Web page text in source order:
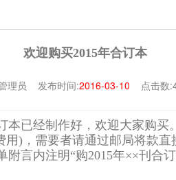
欢迎购买2015年合订本
理员 发布时间:2016-03-10 点击数
本已经制作好，欢迎大家购买。
)，需要者请通过邮局将款
言内注明“购2015年××刊合